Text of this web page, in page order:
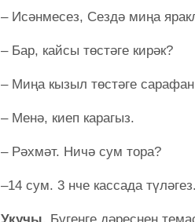
– Исәнмесез, Сездә миңа
– Бар, кайсы төстәге кирәк?
– Миңа кызыл төстәге
– Менә, киеп карагыз.
– Рәхмәт. Ничә сум тора?
–14 сум. 3 нче кассада
Укучы. Бүгенге дәреснең